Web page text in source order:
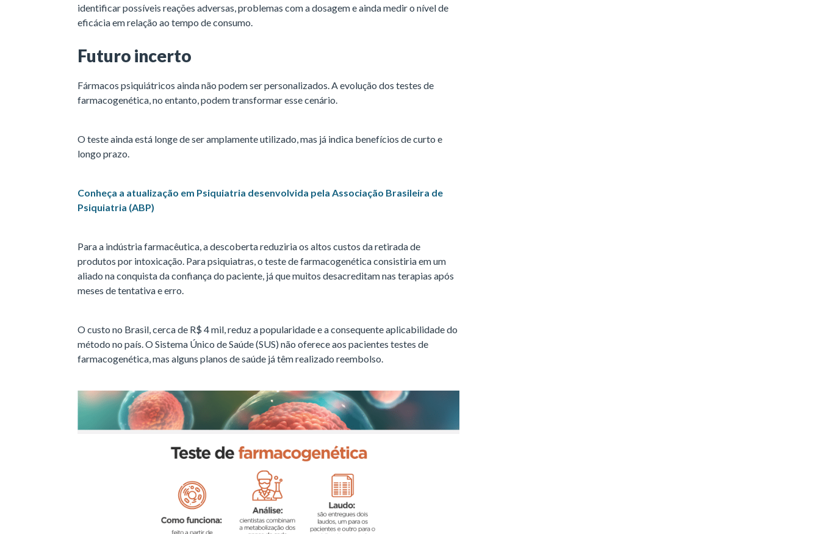
identificar possíveis reações adversas, problemas com a dosagem e ainda medir o nível de
eficácia em relação ao tempo de consumo.
Futuro incerto
Fármacos psiquiátricos ainda não podem ser personalizados. A evolução dos testes de
farmacogenética, no entanto, podem transformar esse cenário.
O teste ainda está longe de ser amplamente utilizado, mas já indica benefícios de curto e
longo prazo.
Conheça a atualização em Psiquiatria desenvolvida pela Associação Brasileira de
Psiquiatria (ABP)
Para a indústria farmacêutica, a descoberta reduziria os altos custos da retirada de
produtos por intoxicação. Para psiquiatras, o teste de farmacogenética consistiria em um
aliado na conquista da confiança do paciente, já que muitos desacreditam nas terapias após
meses de tentativa e erro.
O custo no Brasil, cerca de R$ 4 mil, reduz a popularidade e a consequente aplicabilidade do
método no país. O Sistema Único de Saúde (SUS) não oferece aos pacientes testes de
farmacogenética, mas alguns planos de saúde já têm realizado reembolso.